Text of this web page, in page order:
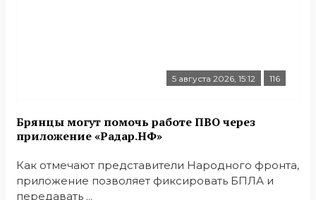
5 августа 2026, 15:12 116
Брянцы могут помочь работе ПВО через
приложение «Радар.НФ»
Как отмечают представители Народного фронта,
приложение позволяет фиксировать БПЛА и
передавать ...